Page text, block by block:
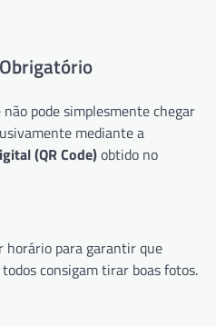
pode simplesmente chegar
mediante a
(QR Code)obtido no
horário para garantir que
consigam tirar boas fotos.